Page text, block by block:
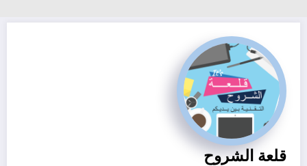
قلعة الشروح